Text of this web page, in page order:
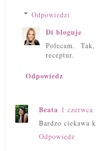
Odpowiedzi
Di bloguje
Polecam.
receptur.
Odpowiedz
Beata 1
Bardzo ciekawa
Odpowiedz